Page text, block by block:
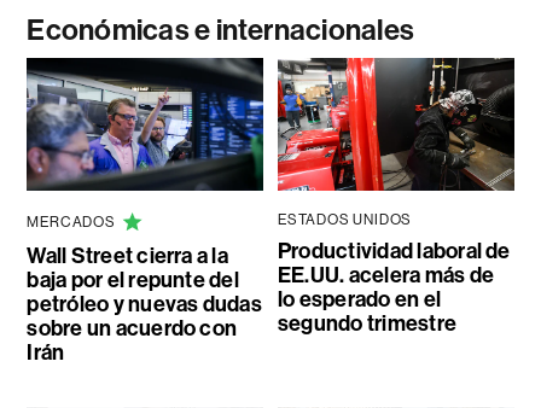
Económicas e internacionales
MERCADOS
Wall Street cierra a la
baja por el repunte del
petróleo y nuevas dudas
sobre un acuerdo con
Irán
ESTADOS UNIDOS
Productividad laboral de
EE.UU. acelera más de
lo esperado en el
segundo trimestre